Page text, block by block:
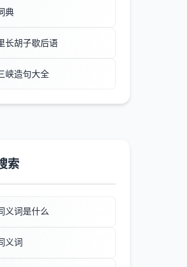
典
长胡子歇后语
峡造句大全
索
义词是什么
义词